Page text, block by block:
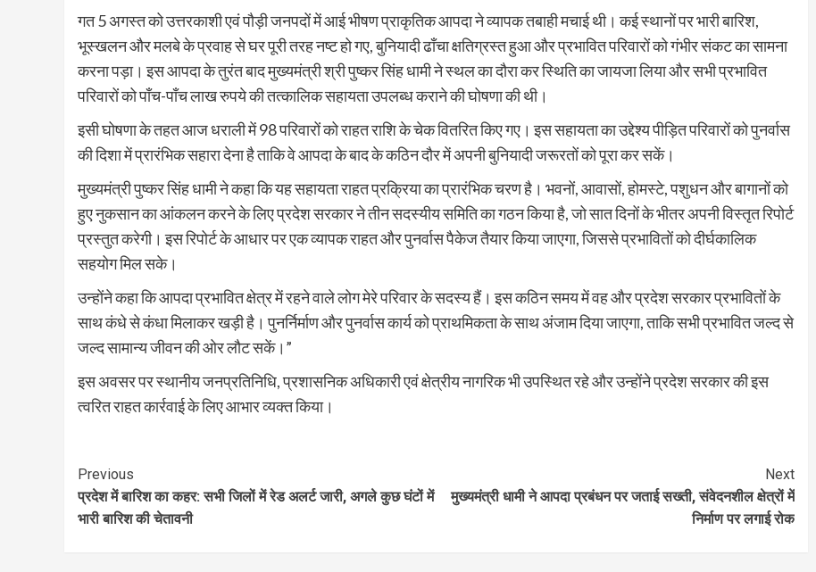
गत 5 अगस्त को उत्तरकाशी एवं पौड़ी जनपदों में आई भीषण प्राकृतिक आपदा ने व्यापक तबाही मचाई थी। कई स्थानों पर भारी बारिश,
भूस्खलन और मलबे के प्रवाह से घर पूरी तरह नष्ट हो गए, बुनियादी ढाँचा क्षतिग्रस्त हुआ और प्रभावित परिवारों को गंभीर संकट का सामना
करना पड़ा। इस आपदा के तुरंत बाद मुख्यमंत्री श्री पुष्कर सिंह धामी ने स्थल का दौरा कर स्थिति का जायजा लिया और सभी प्रभावित
परिवारों को पाँच-पाँच लाख रुपये की तत्कालिक सहायता उपलब्ध कराने की घोषणा की थी।
इसी घोषणा के तहत आज धराली में 98 परिवारों को राहत राशि के चेक वितरित किए गए। इस सहायता का उद्देश्य पीड़ित परिवारों को पुनर्वास
की दिशा में प्रारंभिक सहारा देना है ताकि वे आपदा के बाद के कठिन दौर में अपनी बुनियादी जरूरतों को पूरा कर सकें।
मुख्यमंत्री पुष्कर सिंह धामी ने कहा कि यह सहायता राहत प्रक्रिया का प्रारंभिक चरण है। भवनों, आवासों, होमस्टे, पशुधन और बागानों को
हुए नुकसान का आंकलन करने के लिए प्रदेश सरकार ने तीन सदस्यीय समिति का गठन किया है, जो सात दिनों के भीतर अपनी विस्तृत रिपोर्ट
प्रस्तुत करेगी। इस रिपोर्ट के आधार पर एक व्यापक राहत और पुनर्वास पैकेज तैयार किया जाएगा, जिससे प्रभावितों को दीर्घकालिक
सहयोग मिल सके।
उन्होंने कहा कि आपदा प्रभावित क्षेत्र में रहने वाले लोग मेरे परिवार के सदस्य हैं। इस कठिन समय में वह और प्रदेश सरकार प्रभावितों के
साथ कंधे से कंधा मिलाकर खड़ी है। पुनर्निर्माण और पुनर्वास कार्य को प्राथमिकता के साथ अंजाम दिया जाएगा, ताकि सभी प्रभावित जल्द से
जल्द सामान्य जीवन की ओर लौट सकें।”
इस अवसर पर स्थानीय जनप्रतिनिधि, प्रशासनिक अधिकारी एवं क्षेत्रीय नागरिक भी उपस्थित रहे और उन्होंने प्रदेश सरकार की इस
त्वरित राहत कार्रवाई के लिए आभार व्यक्त किया।
Continue
Reading
Previous
प्रदेश में बारिश का कहर: सभी जिलों में रेड अलर्ट जारी, अगले कुछ घंटों में
भारी बारिश की चेतावनी
Next
मुख्यमंत्री धामी ने आपदा प्रबंधन पर जताई सख्ती, संवेदनशील क्षेत्रों में
निर्माण पर लगाई रोक